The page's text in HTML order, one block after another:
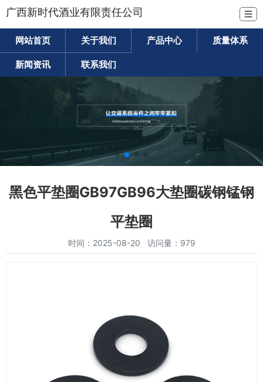
广西新时代酒业有限责任公司 ☰
网站首页 关于我们 产品中心 质量体系
新闻资讯 联系我们
黑色平垫圈GB97GB96大垫圈碳钢锰钢
平垫圈
时间：2025-08-20 访问量：979